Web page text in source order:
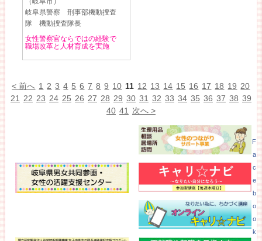
岐阜県警察 刑事部機動捜査
隊 機動捜査隊長
女性警察官ならではの経験で
職場改革と人材育成を実施
< 前へ 1 2 3 4 5 6 7 8 9 10 11 12 13 14 15 16 17 18 19 20
21
22 23 24 25 26 27 28 29 30 31 32 33 34 35 36 37 38 39
40 41 次へ >
F
a
c
e
b
o
o
k